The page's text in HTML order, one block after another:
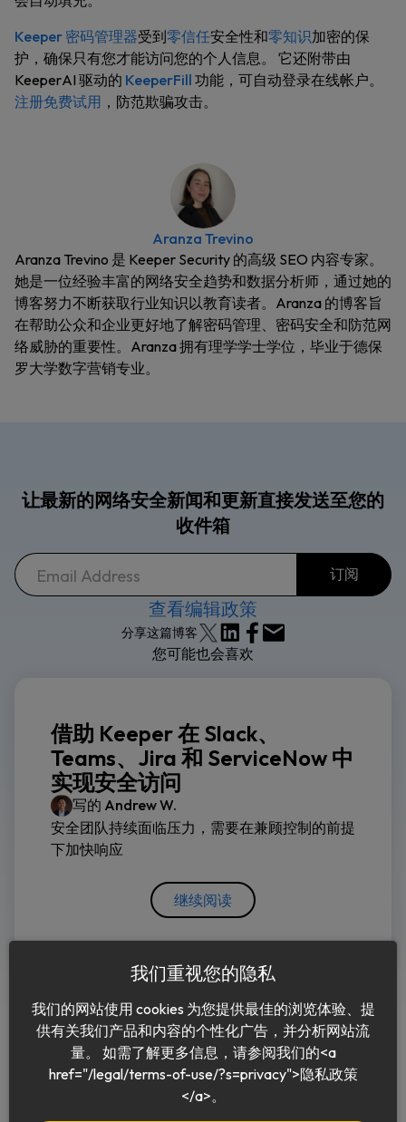
Keeper 密码管理器受到零信任安全性和零知识加密的保
护，确保只有您才能访问您的个人信息。 它还附带由
KeeperAI 驱动的 KeeperFill 功能，可自动登录在线帐户。
注册免费试用 ，防范欺骗攻击。
Aranza Trevino
Aranza Trevino 是 Keeper Security 的高级 SEO 内容专家。
她是一位经验丰富的网络安全趋势和数据分析师，通过她的
博客努力不断获取行业知识以教育读者。Aranza 的博客旨
在帮助公众和企业更好地了解密码管理、密码安全和防范网
络威胁的重要性。Aranza 拥有理学学士学位，毕业于德保
罗大学数字营销专业。
让最新的网络安全新闻和更新直接发送至您的
收件箱
查看编辑政策
分享这篇博客
您可能也会喜欢
借助 Keeper 在 Slack、
Teams、Jira 和 ServiceNow 中
实现安全访问
写的 Andrew W.
安全团队持续面临压力，需要在兼顾控制的前提
下加快响应
继续阅读
中文 (简体)
我们重视您的隐私
我们的网站使用 cookies 为您提供最佳的浏览体验、提
供有关我们产品和内容的个性化广告，并分析网站流
量。 如需了解更多信息，请参阅我们的<a
href="/legal/terms-of-use/?s=privacy">隐私政策
</a>。